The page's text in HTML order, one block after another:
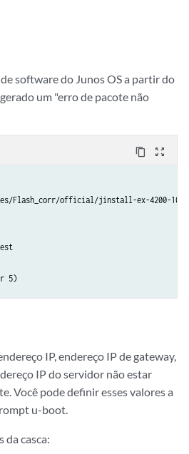
software do Junos OS a partir do
um "erro de pacote não
content_copy zoom_out_map
Flash_corr/official/jinstall-ex-4200-
5)
IP, endereço IP de gateway,
IP do servidor não estar
Você pode definir esses valores a
u-boot.
da casca: